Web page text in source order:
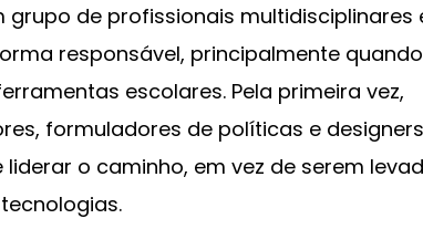
grupo de profissionais multidisciplinares
responsável, principalmente quando
escolares. Pela primeira vez,
formuladores de políticas e designers
o caminho, em vez de serem